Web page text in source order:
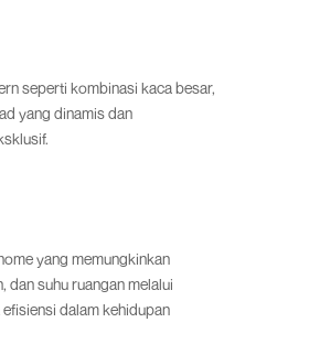
seperti kombinasi kaca besar,
yang dinamis dan
yang memungkinkan
dan suhu ruangan melalui
dalam kehidupan